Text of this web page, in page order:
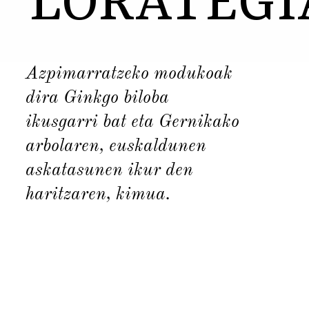
Azpimarratzeko modukoak
dira Ginkgo biloba
ikusgarri bat eta Gernikako
arbolaren, euskaldunen
askatasunen ikur den
haritzaren, kimua.